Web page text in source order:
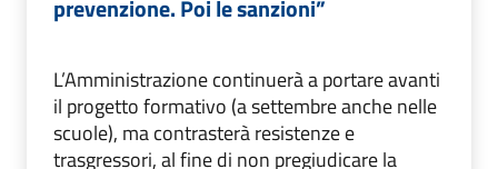
prevenzione. Poi le sanzioni”
L’Amministrazione continuerà a portare avanti
il progetto formativo (a settembre anche nelle
scuole), ma contrasterà resistenze e
trasgressori, al fine di non pregiudicare la